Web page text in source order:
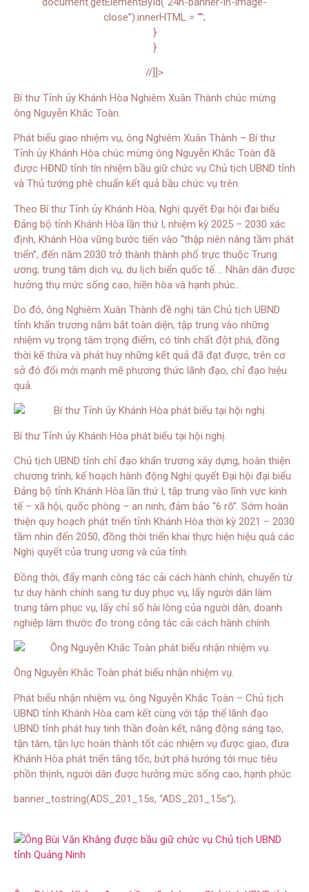
close”).innerHTML = “”;
}
}
//]]>
Bí thư Tỉnh ủy Khánh Hòa Nghiêm Xuân Thành chúc mừng
ông Nguyễn Khắc Toàn.
Phát biểu giao nhiệm vụ, ông Nghiêm Xuân Thành – Bí thư
Tỉnh ủy Khánh Hòa chúc mừng ông Nguyễn Khắc Toàn đã
được HĐND tỉnh tín nhiệm bầu giữ chức vụ Chủ tịch UBND tỉnh
và Thủ tướng phê chuẩn kết quả bầu chức vụ trên.
Theo Bí thư Tỉnh ủy Khánh Hòa, Nghị quyết Đại hội đại biểu
Đảng bộ tỉnh Khánh Hòa lần thứ I, nhiệm kỳ 2025 – 2030 xác
định, Khánh Hòa vững bước tiến vào “thập niên nâng tầm phát
triển”, đến năm 2030 trở thành thành phố trực thuộc Trung
ương; trung tâm dịch vụ, du lịch biển quốc tế…. Nhân dân được
hưởng thụ mức sống cao, hiền hòa và hạnh phúc…
Do đó, ông Nghiêm Xuân Thành đề nghị tân Chủ tịch UBND
tỉnh khẩn trương nắm bắt toàn diện, tập trung vào những
nhiệm vụ trọng tâm trọng điểm, có tính chất đột phá, đồng
thời kế thừa và phát huy những kết quả đã đạt được, trên cơ
sở đó đổi mới mạnh mẽ phương thức lãnh đạo, chỉ đạo hiệu
quả.
Bí thư Tỉnh ủy Khánh Hòa phát biểu tại hội nghị.
Chủ tịch UBND tỉnh chỉ đạo khẩn trương xây dựng, hoàn thiện
chương trình, kế hoạch hành động Nghị quyết Đại hội đại biểu
Đảng bộ tỉnh Khánh Hòa lần thứ I, tập trung vào lĩnh vực kinh
tế – xã hội, quốc phòng – an ninh, đảm bảo “6 rõ”. Sớm hoàn
thiện quy hoạch phát triển tỉnh Khánh Hòa thời kỳ 2021 – 2030
tầm nhìn đến 2050, đồng thời triển khai thực hiện hiệu quả các
Nghị quyết của trung ương và của tỉnh.
Đồng thời, đẩy mạnh công tác cải cách hành chính, chuyển từ
tư duy hành chính sang tư duy phục vụ, lấy người dân làm
trung tâm phục vụ, lấy chỉ số hài lòng của người dân, doanh
nghiệp làm thước đo trong công tác cải cách hành chính.
Ông Nguyễn Khắc Toàn phát biểu nhận nhiệm vụ.
Phát biểu nhận nhiệm vụ, ông Nguyễn Khắc Toàn – Chủ tịch
UBND tỉnh Khánh Hòa cam kết cùng với tập thể lãnh đạo
UBND tỉnh phát huy tinh thần đoàn kết, năng động sáng tạo,
tận tâm, tận lực hoàn thành tốt các nhiệm vụ được giao, đưa
Khánh Hòa phát triển tăng tốc, bứt phá hướng tới mục tiêu
phồn thịnh, người dân được hưởng mức sống cao, hạnh phúc.
banner_tostring(ADS_201_15s, “ADS_201_15s”);